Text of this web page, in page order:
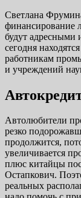
Светлана
финансирование
будут адресными
сегодня
работникам
и учреждений
Автолюбители
резко
продолжится,
увеличивается
плюс китайцы
Остапкович.
реальных